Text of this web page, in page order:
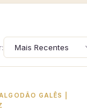
GALÊS |